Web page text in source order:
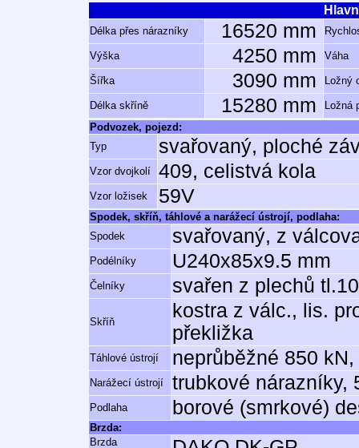
Délka přes nárazníky 16520 mm
Výška 4250 mm Váha
Šířka 3090 mm Ložný
Délka skříně 15280 mm
Ložná
Podvozek, pojezd:
Typ
svařovaný, ploché
Vzor dvojkolí 409, celistvá kola
Vzor ložisek 59V
Spodek, skříň, táhlové a narážecí ústrojí, podlaha:
Spodek
svařovaný, z
Podélníky U240x85x9.5 mm
Čelníky svařen z plechů
Skříň
kostra z válc., lis.
překližka
Táhlové ústrojí neprůběžné 850
Narážecí ústrojí trubkové nárazníky,
Podlaha borové (smrkové)
Brzda:
Brzda